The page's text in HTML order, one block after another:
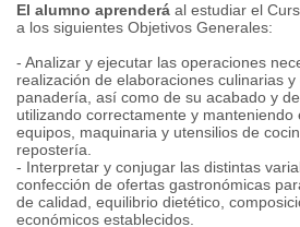
El alumno aprenderá al estudiar el
a los siguientes Objetivos Generales:
- Analizar y ejecutar las operaciones
realización de elaboraciones culinarias
panadería, así como de su acabado y
utilizando correctamente y manteniendo
equipos, maquinaria y utensilios de
repostería.
- Interpretar y conjugar las distintas
confección de ofertas gastronómicas
de calidad, equilibrio dietético,
económicos establecidos.